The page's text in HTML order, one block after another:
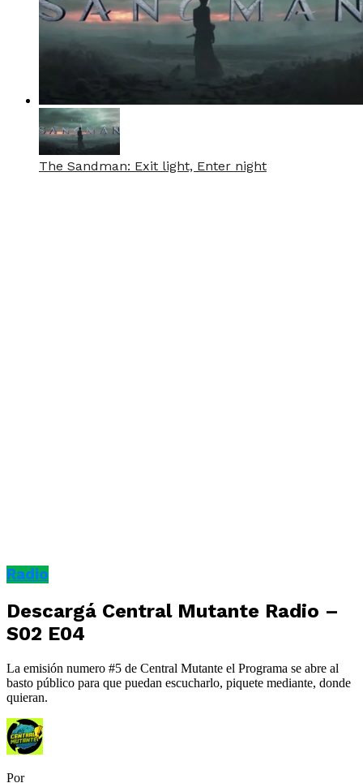
The Sandman: Exit light, Enter night
Radio
Descargá Central Mutante Radio –
S02 E04
La emisión numero #5 de Central Mutante el Programa se abre al
basto público para que puedan escucharlo, piquete mediante, donde
quieran.
Por